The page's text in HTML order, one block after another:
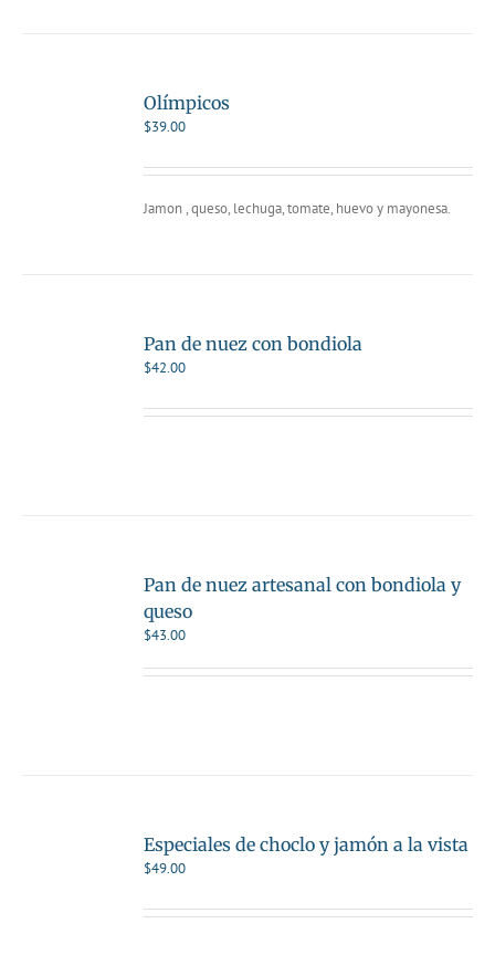
Olímpicos
$39.00
Jamon , queso, lechuga, tomate, huevo y mayonesa.
Pan de nuez con bondiola
$42.00
Pan de nuez artesanal con bondiola y
queso
$43.00
Especiales de choclo y jamón a la vista
$49.00